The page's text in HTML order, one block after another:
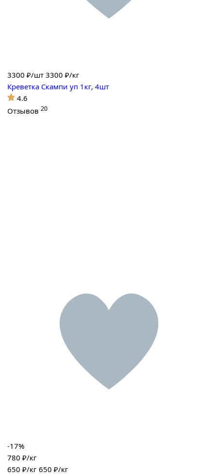
3300 ₽/шт 3300 ₽/кг
Креветка Скампи уп 1кг, 4шт
4.6
Отзывов 20
-17%
780 ₽/кг
650 ₽/кг 650 ₽/кг